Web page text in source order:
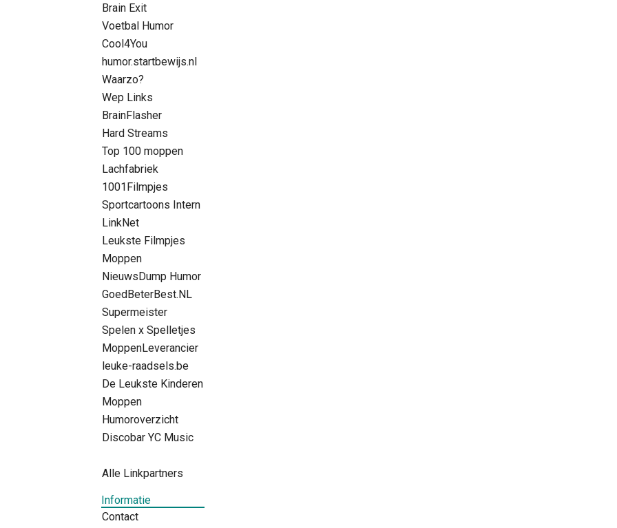
Brain Exit
Voetbal Humor
Cool4You
humor.startbewijs.nl
Waarzo?
Wep Links
BrainFlasher
Hard Streams
Top 100 moppen
Lachfabriek
1001Filmpjes
Sportcartoons Intern
LinkNet
Leukste Filmpjes
Moppen
NieuwsDump Humor
GoedBeterBest.NL
Supermeister
Spelen x Spelletjes
MoppenLeverancier
leuke-raadsels.be
De Leukste Kinderen
Moppen
Humoroverzicht
Discobar YC Music
Alle Linkpartners
Informatie
Contact